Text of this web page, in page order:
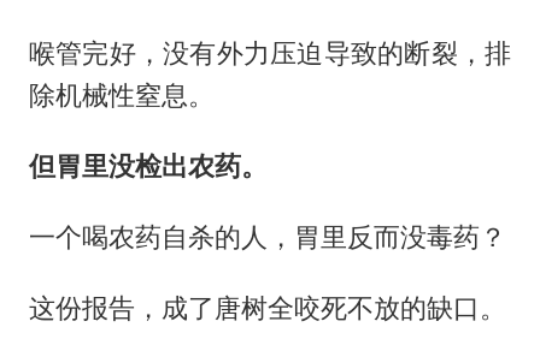
喉管完好，没有外力压迫导致的断裂，排
除机械性窒息。
但胃里没检出农药。
一个喝农药自杀的人，胃里反而没毒药？
这份报告，成了唐树全咬死不放的缺口。